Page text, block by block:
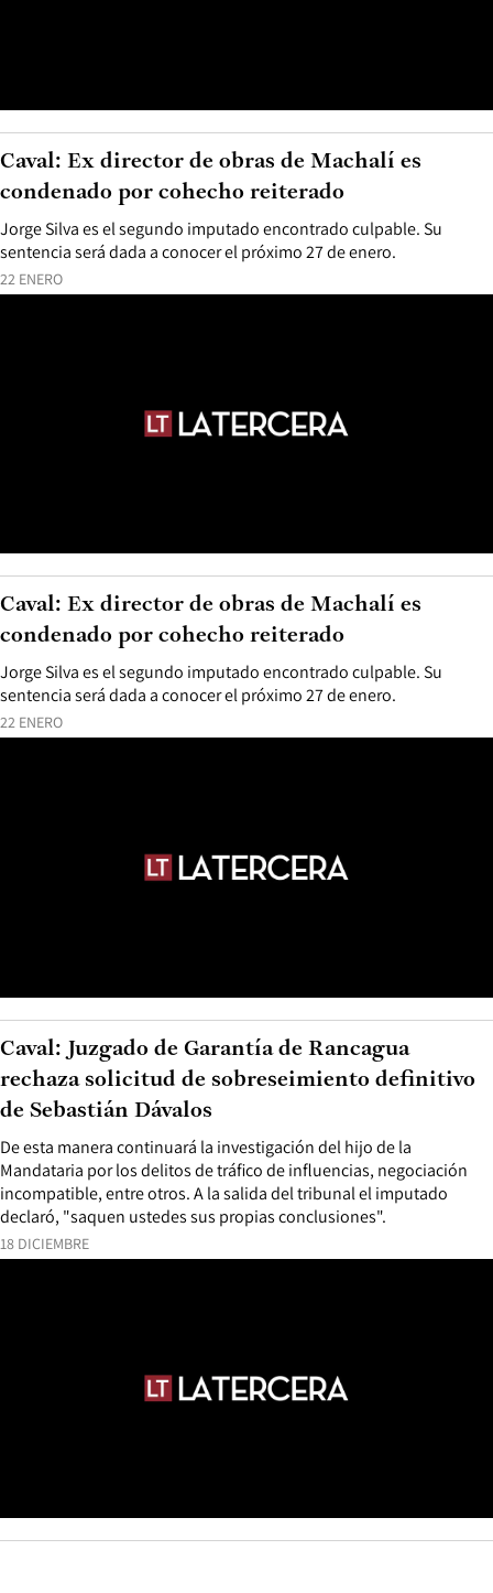
22 ENERO
Jorge Silva es el segundo imputado encontrado culpable. Su
sentencia será dada a conocer el próximo 27 de enero.
Caval: Ex director de obras de Machalí es
condenado por cohecho reiterado
22 ENERO
Jorge Silva es el segundo imputado encontrado culpable. Su
sentencia será dada a conocer el próximo 27 de enero.
Caval: Ex director de obras de Machalí es
condenado por cohecho reiterado
18 DICIEMBRE
De esta manera continuará la investigación del hijo de la
Mandataria por los delitos de tráfico de influencias, negociación
incompatible, entre otros. A la salida del tribunal el imputado
declaró, "saquen ustedes sus propias conclusiones".
Caval: Juzgado de Garantía de Rancagua
rechaza solicitud de sobreseimiento definitivo
de Sebastián Dávalos